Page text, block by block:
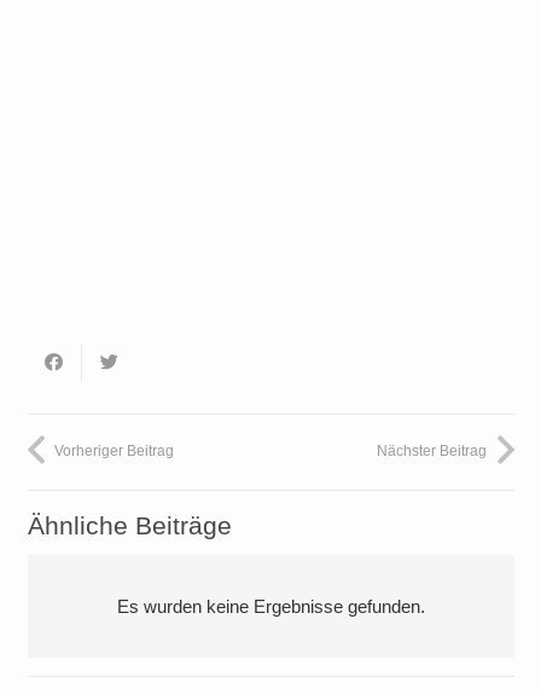
Vorheriger Beitrag Nächster Beitrag
Ähnliche Beiträge
Es wurden keine Ergebnisse gefunden.